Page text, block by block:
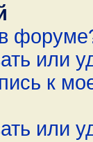
или
к
или